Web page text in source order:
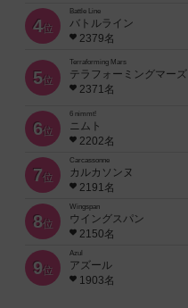
4位
Battle Line
バトルライン
2379名
5位
Terraforming Mars
テラフォーミングマーズ
2371名
6位
6 nimmt!
ニムト
2202名
7位
Carcassonne
カルカソンヌ
2191名
8位
Wingspan
ウイングスパン
2150名
9位
Azul
アズール
1903名